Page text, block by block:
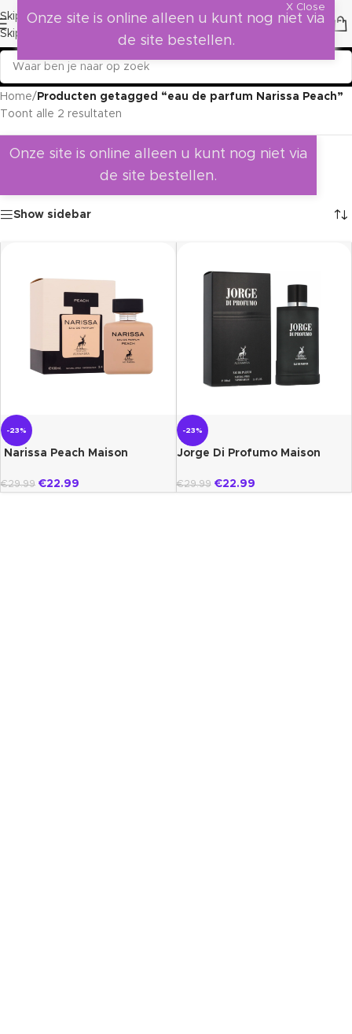
Skip to navigation
Skip to main content
Home/ Producten getagged “eau de parfum Narissa Peach”
Toont alle 2 resultaten
Onze site is online alleen u kunt nog niet via
de site bestellen.
Show sidebar
-23%
Narissa Peach Maison
€29.99 €22.99
-23%
Jorge Di Profumo Maison
€29.99 €22.99
X Close
Onze site is online alleen u kunt nog niet via
de site bestellen.